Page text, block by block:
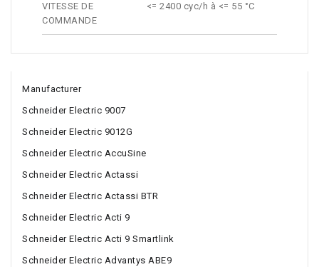
VITESSE DE
COMMANDE
<= 2400 cyc/h à <= 55 °C
Manufacturer
Schneider Electric 9007
Schneider Electric 9012G
Schneider Electric AccuSine
Schneider Electric Actassi
Schneider Electric Actassi BTR
Schneider Electric Acti 9
Schneider Electric Acti 9 Smartlink
Schneider Electric Advantys ABE9